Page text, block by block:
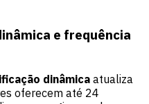
e frequência
dinâmicaatualiza
oferecem até 24